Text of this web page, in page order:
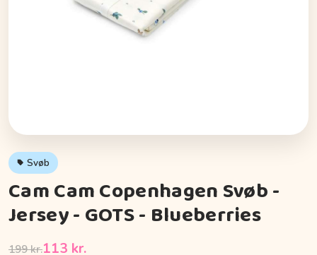
Svøb
Cam Cam Copenhagen Svøb -
Jersey - GOTS - Blueberries
199 kr.113 kr.